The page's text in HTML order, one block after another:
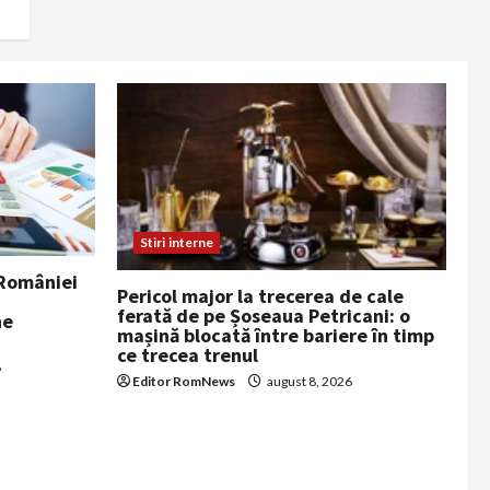
Stiri interne
Pericol major la trecerea de cale
ferată de pe Șoseaua Petricani: o
mașină blocată între bariere în timp
ce trecea trenul
Editor RomNews august 8, 2026